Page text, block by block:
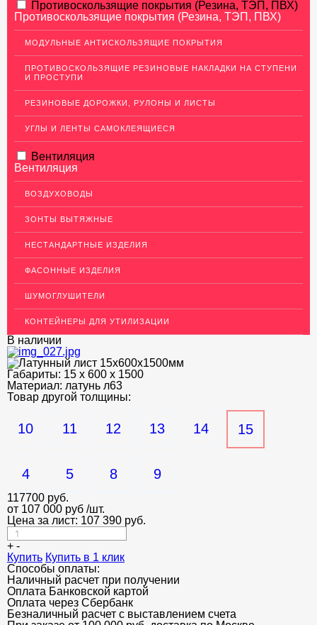
АЛЮМИНИЕВЫЙ ПРОКАТ
НЕРЖАВЕЮЩАЯ СТАЛЬ
МЕДНЫЙ ПРОКАТ
ЛАТУННЫЙ ПРОКАТ
Латунные листы
Уголок латунный
Латунная полоса
Латунный прокат Л63
Сетка латунная
Ковродержатели Латунь
ЭЛЕКТРОДЫ
ДЕКОРАТИВНЫЙ УГОЛОК
НЕДОРОГОЙ МЕТАЛЛОПРОКАТ
Противоскользящие покрытия (Резина, ТЭП, ПВХ)
Противоскользящие покрытия (Резина, ТЭП, ПВХ)
МОДУЛЬНЫЕ АНТИСКОЛЬЗЯЩИЕ ПОКРЫТИЯ
ПРОТИВОСКОЛЬЗЯЩИЕ РЕЗИНОВЫЕ НАКЛАДКИ НА СТУПЕНИ
И ПРОСТУПИ
РЕЗИНОВЫЕ ДОРОЖКИ, РУЛОНЫ И ЛИСТЫ
УГЛЫ И ЛЕНТЫ САМОКЛЕЯЩИЕСЯ
Вентиляция
Вентиляция
ВОЗДУХОВОДЫ
ЗОНТЫ ВЫТЯЖНЫЕ
НЕСТАНДАРТНЫЕ ИЗДЕЛИЯ
ФАСОННЫЕ ИЗДЕЛИЯ
ШУМОГЛУШИТЕЛИ
КОНТЕЙНЕРЫ ДЛЯ УТИЛИЗАЦИИ
В наличии
Габариты: 15 х 600 х 1500
Материал: латунь л63
Товар другой толщины:
10 11 12 13 14 15
4 5 8 9
117700 руб.
от 107 000 руб /шт.
Цена за лист: 107 390 руб.
+ -
Купить Купить в 1 клик
Способы оплаты:
Наличный расчет при получении
Оплата Банковской картой
Оплата через Сбербанк
Безналичный расчет с выставлением счета